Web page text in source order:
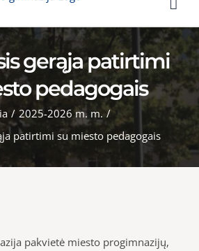
gerąja patirtimi
pedagogais
/ 2025-2026 m. m. /
patirtimi su miesto pedagogais
pakvietė miesto progimnazijų,